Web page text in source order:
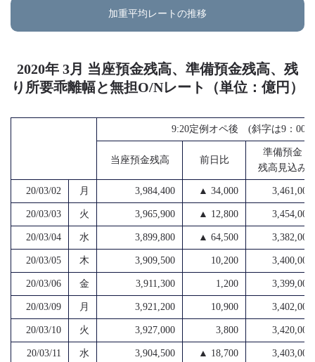
加重平均レートの推移
2020年 3月 当座預金残高、準備預金残高、残
り所要乖離幅と無担O/Nレート（単位：億円）
9:20定例オペ後 (斜字は9：00
当座預金残高 前日比
準備預金
残高見込み
20/03/02 月 3,984,400 ▲ 34,000 3,461,000
20/03/03 火 3,965,900 ▲ 12,800 3,454,000
20/03/04 水 3,899,800 ▲ 64,500 3,382,000
20/03/05 木 3,909,500 10,200 3,400,000
20/03/06 金 3,911,300 1,200 3,399,000
20/03/09 月 3,921,200 10,900 3,402,000
20/03/10 火 3,927,000 3,800 3,420,000
20/03/11 水 3,904,500 ▲ 18,700 3,403,000